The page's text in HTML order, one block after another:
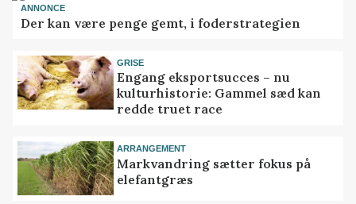
ANNONCE
Der kan være penge gemt, i foderstrategien
GRISE
Engang eksportsucces – nu
kulturhistorie: Gammel sæd kan
redde truet race
ARRANGEMENT
Markvandring sætter fokus på
elefantgræs